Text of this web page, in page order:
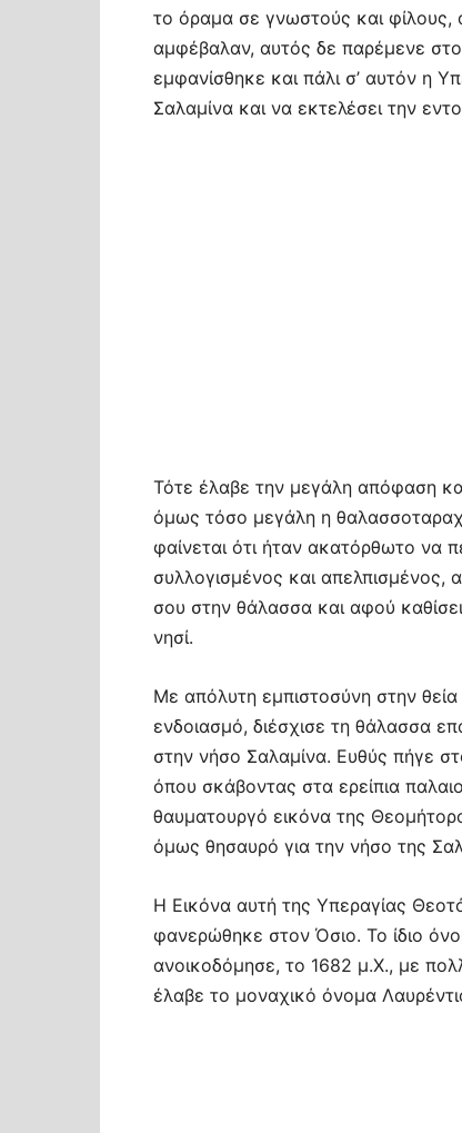
το όραμα σε γνωστούς και φίλους,
αμφέβαλαν, αυτός δε παρέμενε
εμφανίσθηκε και πάλι σ’ αυτόν η
Σαλαμίνα και να εκτελέσει την
Τότε έλαβε την μεγάλη απόφαση
όμως τόσο μεγάλη η
φαίνεται ότι ήταν ακατόρθωτο να
συλλογισμένος και απελπισμένος,
σου στην θάλασσα και αφού
νησί.
Με απόλυτη εμπιστοσύνη στην
ενδοιασμό, διέσχισε τη θάλασσα
στην νήσο Σαλαμίνα. Ευθύς πήγε
όπου σκάβοντας στα ερείπια
θαυματουργό εικόνα της
όμως θησαυρό για την νήσο της
Η Εικόνα αυτή της Υπεραγίας
φανερώθηκε στον Όσιο. Το ίδιο
ανοικοδόμησε, το 1682 μ.Χ., με
έλαβε το μοναχικό όνομα